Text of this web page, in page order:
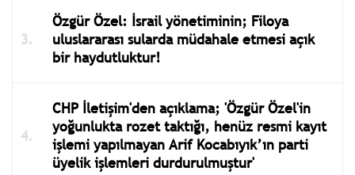
Özgür Özel: İsrail yönetiminin; Filoya
uluslararası sularda müdahale etmesi açık
bir haydutluktur!
CHP İletişim'den açıklama; 'Özgür Özel'in
yoğunlukta rozet taktığı, henüz resmi kayıt
işlemi yapılmayan Arif Kocabıyık’ın parti
üyelik işlemleri durdurulmuştur'